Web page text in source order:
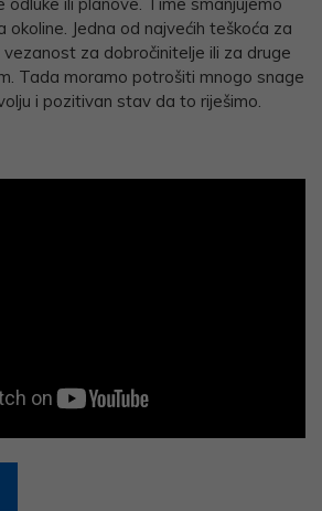
Jedna od najvećih teškoća za
za dobročinitelje ili za druge
Tada moramo potrošiti mnogo snage
i pozitivan stav da to riješimo.